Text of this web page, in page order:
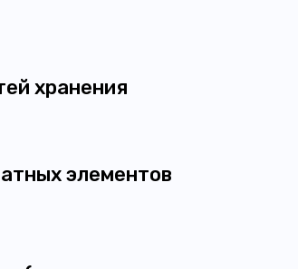
хранения
элементов